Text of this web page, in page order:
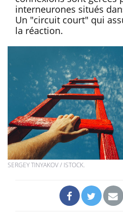
interneurones situés
Un "circuit court" qui
la réaction.
SERGEY TINYAKOV / ISTOCK.